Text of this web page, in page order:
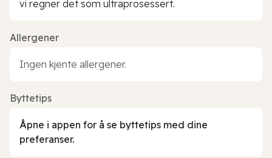
vi regner det som ultraprosessert.
Allergener
Ingen kjente allergener.
Byttetips
Åpne i appen for å se byttetips med dine
preferanser.